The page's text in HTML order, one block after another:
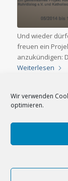
Wir verwenden
optimieren.
Und wieder
freuen ein
anzukündigen:
Weiterlesen
Impressum–